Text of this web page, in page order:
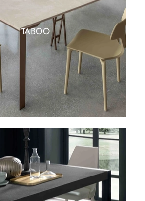
TABOO